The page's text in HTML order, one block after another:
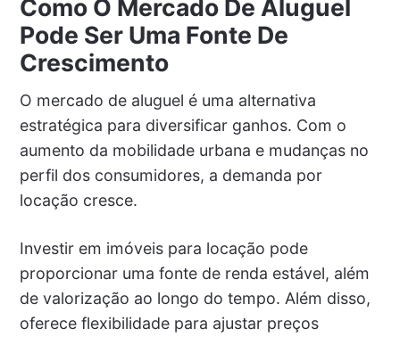
Como O Mercado De Aluguel
Pode Ser Uma Fonte De
Crescimento
O mercado de aluguel é uma alternativa
estratégica para diversificar ganhos. Com o
aumento da mobilidade urbana e mudanças no
perfil dos consumidores, a demanda por
locação cresce.
Investir em imóveis para locação pode
proporcionar uma fonte de renda estável, além
de valorização ao longo do tempo. Além disso,
oferece flexibilidade para ajustar preços